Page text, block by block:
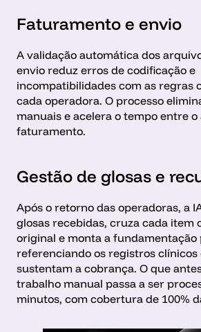
Faturamento e envio
A validação automática dos
envio reduz erros de codificação e
incompatibilidades com as regras
cada operadora. O processo
manuais e acelera o tempo entre
faturamento.
Gestão de glosas e
Após o retorno das operadoras, a
glosas recebidas, cruza cada item
original e monta a fundamentação
referenciando os registros
sustentam a cobrança. O que
trabalho manual passa a ser
minutos, com cobertura de 100%